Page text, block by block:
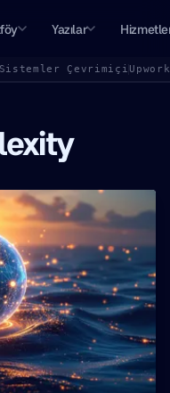
Yazılar
Çevrimiçi